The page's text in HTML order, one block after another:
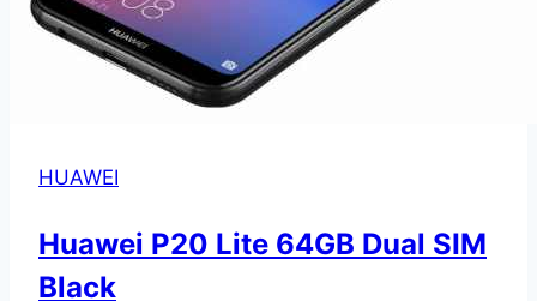
HUAWEI
Huawei P20 Lite 64GB Dual SIM
Black